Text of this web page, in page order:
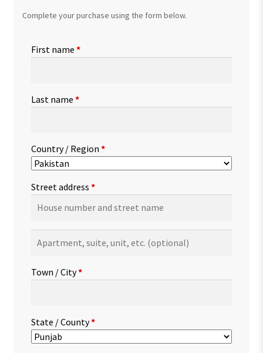
Complete your purchase using the form below.
First name *
Last name *
Country / Region *
Street address *
suite,
etc.(optional)
Town / City*
State / County*